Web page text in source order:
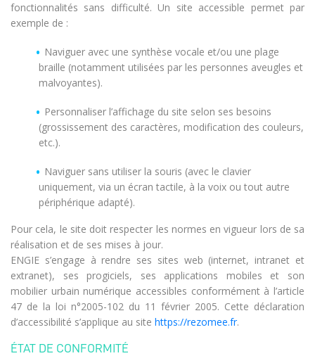
fonctionnalités sans difficulté. Un site accessible permet par
exemple de :
Naviguer avec une synthèse vocale et/ou une plage
braille (notamment utilisées par les personnes aveugles et
malvoyantes).
Personnaliser l’affichage du site selon ses besoins
(grossissement des caractères, modification des couleurs,
etc.).
Naviguer sans utiliser la souris (avec le clavier
uniquement, via un écran tactile, à la voix ou tout autre
périphérique adapté).
Pour cela, le site doit respecter les normes en vigueur lors de sa
réalisation et de ses mises à jour.
ENGIE s’engage à rendre ses sites web (internet, intranet et
extranet), ses progiciels, ses applications mobiles et son
mobilier urbain numérique accessibles conformément à l’article
47 de la loi n°2005-102 du 11 février 2005. Cette déclaration
d’accessibilité s’applique au site https://rezomee.fr.
ÉTAT DE CONFORMITÉ